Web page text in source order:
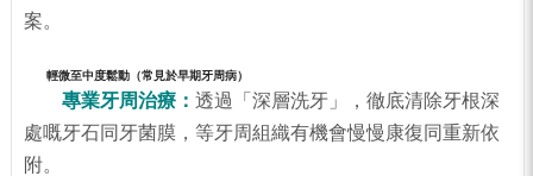
案。
輕微至中度鬆動（常見於早期牙周病）
專業牙周治療： 透過「深層洗牙」，徹底清除牙根深
處嘅牙石同牙菌膜，等牙周組織有機會慢慢康復同重新依
附。